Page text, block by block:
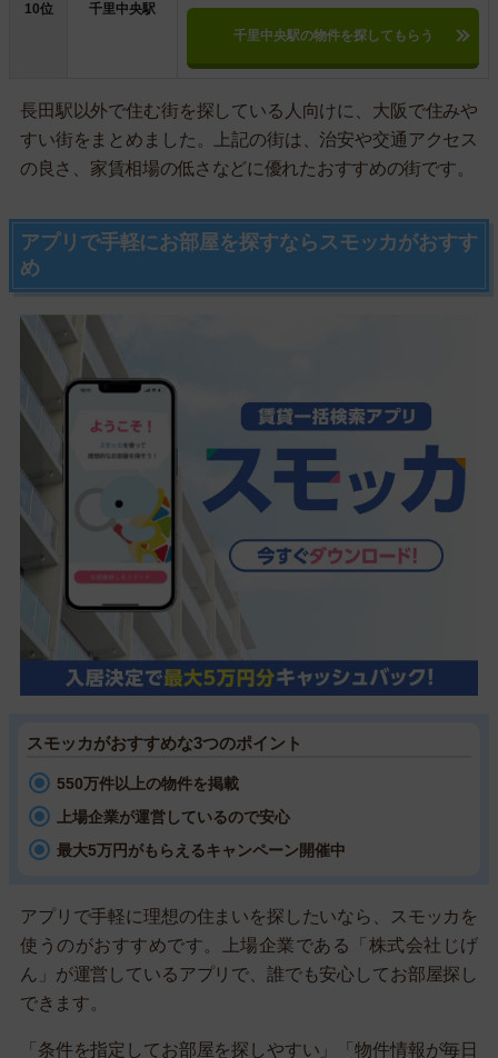
10位 千里中央駅
千里中央駅の物件を探してもらう
長田駅以外で住む街を探している人向けに、大阪で住みや
すい街をまとめました。上記の街は、治安や交通アクセス
の良さ、家賃相場の低さなどに優れたおすすめの街です。
アプリで手軽にお部屋を探すならスモッカがおすす
め
スモッカがおすすめな3つのポイント
550万件以上の物件を掲載
上場企業が運営しているので安心
最大5万円がもらえるキャンペーン開催中
アプリで手軽に理想の住まいを探したいなら、スモッカを
使うのがおすすめです。上場企業である「株式会社じげ
ん」が運営しているアプリで、誰でも安心してお部屋探し
できます。
「条件を指定してお部屋を探しやすい」「物件情報が毎日